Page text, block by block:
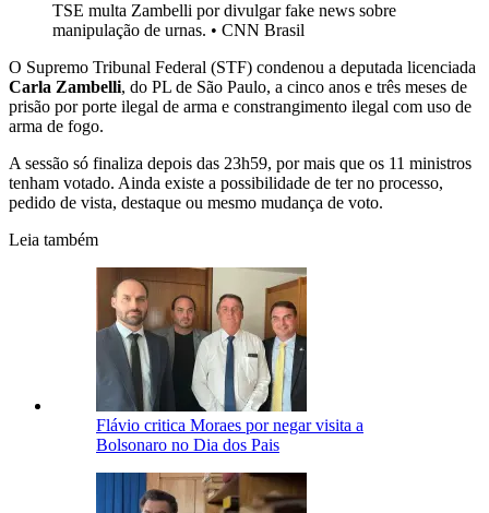
TSE multa Zambelli por divulgar fake news sobre
manipulação de urnas. • CNN Brasil
O Supremo Tribunal Federal (STF) condenou a deputada licenciada
Carla Zambelli, do PL de São Paulo, a cinco anos e três meses de
prisão por porte ilegal de arma e constrangimento ilegal com uso de
arma de fogo.
A sessão só finaliza depois das 23h59, por mais que os 11 ministros
tenham votado. Ainda existe a possibilidade de ter no processo,
pedido de vista, destaque ou mesmo mudança de voto.
Leia também
Flávio critica Moraes por negar visita a
Bolsonaro no Dia dos Pais